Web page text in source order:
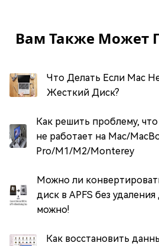
Вам Также Может
Что Делать Если Mac
Жесткий Диск?
Как решить проблему,
не работает на Mac/
Pro/M1/M2/Monterey
Можно ли
диск в APFS без
можно!
Как восстановить